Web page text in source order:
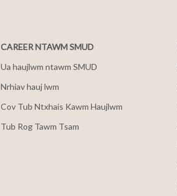
CAREER NTAWM SMUD
Ua haujlwm ntawm SMUD
Nrhiav hauj lwm
Cov Tub Ntxhais Kawm Haujlwm
Tub Rog Tawm Tsam